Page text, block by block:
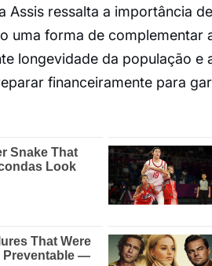
Assis ressalta a importância
uma forma de complementar
longevidade da população e
financeiramente para